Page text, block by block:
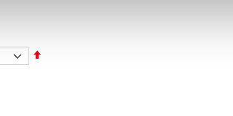
Imposta